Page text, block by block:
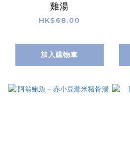
雞湯
HK$68.00
加入購物車